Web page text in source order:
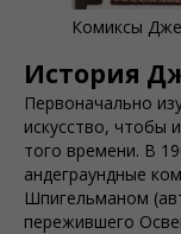
Комиксы
История
Первоначально
искусство, чтобы
того времени. В
андеграундные
Шпигельманом
пережившего